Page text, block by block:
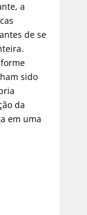
a
de se
sido
da
em uma